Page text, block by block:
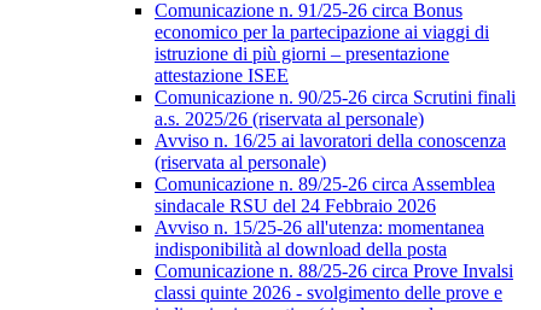
Comunicazione n. 91/25-26 circa Bonus
economico per la partecipazione ai viaggi di
istruzione di più giorni – presentazione
attestazione ISEE
Comunicazione n. 90/25-26 circa Scrutini finali
a.s. 2025/26 (riservata al personale)
Avviso n. 16/25 ai lavoratori della conoscenza
(riservata al personale)
Comunicazione n. 89/25-26 circa Assemblea
sindacale RSU del 24 Febbraio 2026
Avviso n. 15/25-26 all'utenza: momentanea
indisponibilità al download della posta
Comunicazione n. 88/25-26 circa Prove Invalsi
classi quinte 2026 - svolgimento delle prove e